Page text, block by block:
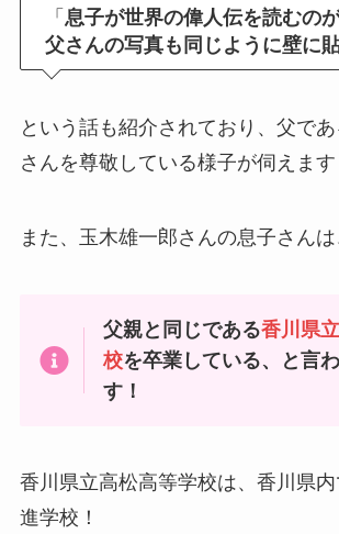
「息子が世界の偉人伝を読むの
父さんの写真も同じように壁に
という話も紹介されており、父で
さんを尊敬している様子が伺えます
また、玉木雄一郎さんの息子さんは
父親と同じである香川県
校を卒業している、と言
す！
香川県立高松高等学校は、香川県
進学校！